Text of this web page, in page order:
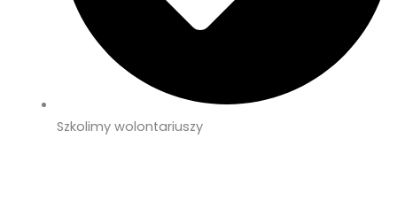
Szkolimy wolontariuszy